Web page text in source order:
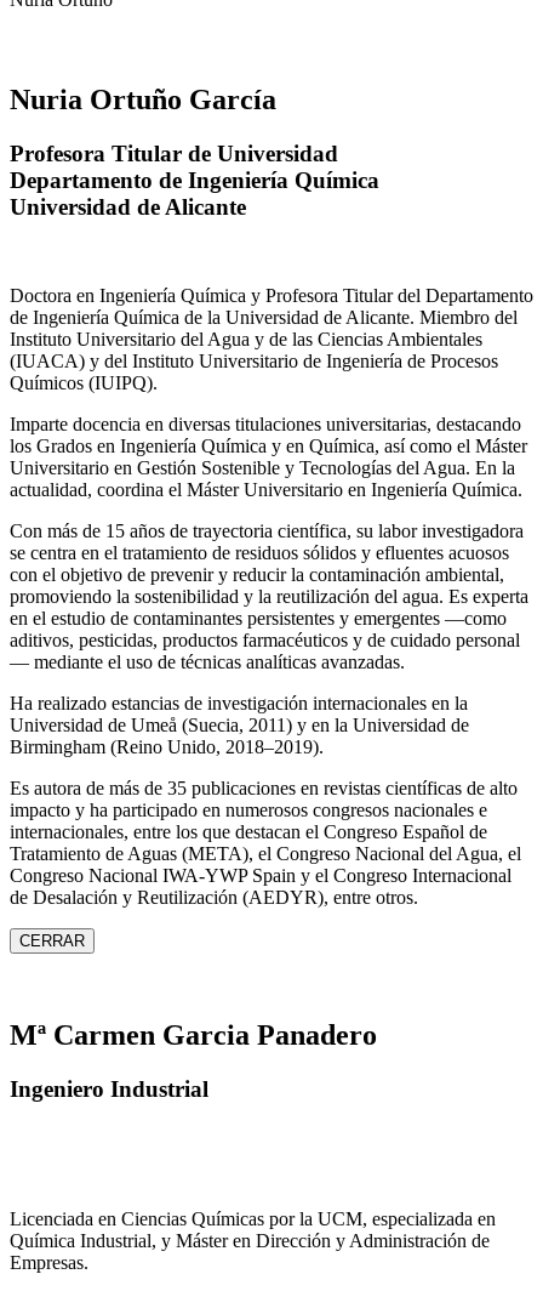
Nuria Ortuño García
Profesora Titular de Universidad
Departamento de Ingeniería Química
Universidad de Alicante
Doctora en Ingeniería Química y Profesora Titular del Departamento
de Ingeniería Química de la Universidad de Alicante. Miembro del
Instituto Universitario del Agua y de las Ciencias Ambientales
(IUACA) y del Instituto Universitario de Ingeniería de Procesos
Químicos (IUIPQ).
Imparte docencia en diversas titulaciones universitarias, destacando
los Grados en Ingeniería Química y en Química, así como el Máster
Universitario en Gestión Sostenible y Tecnologías del Agua. En la
actualidad, coordina el Máster Universitario en Ingeniería Química.
Con más de 15 años de trayectoria científica, su labor investigadora
se centra en el tratamiento de residuos sólidos y efluentes acuosos
con el objetivo de prevenir y reducir la contaminación ambiental,
promoviendo la sostenibilidad y la reutilización del agua. Es experta
en el estudio de contaminantes persistentes y emergentes —como
aditivos, pesticidas, productos farmacéuticos y de cuidado personal
— mediante el uso de técnicas analíticas avanzadas.
Ha realizado estancias de investigación internacionales en la
Universidad de Umeå (Suecia, 2011) y en la Universidad de
Birmingham (Reino Unido, 2018–2019).
Es autora de más de 35 publicaciones en revistas científicas de alto
impacto y ha participado en numerosos congresos nacionales e
internacionales, entre los que destacan el Congreso Español de
Tratamiento de Aguas (META), el Congreso Nacional del Agua, el
Congreso Nacional IWA‑YWP Spain y el Congreso Internacional
de Desalación y Reutilización (AEDYR), entre otros.
CERRAR
Mª Carmen Garcia Panadero
Ingeniero Industrial
Licenciada en Ciencias Químicas por la UCM, especializada en
Química Industrial, y Máster en Dirección y Administración de
Empresas.